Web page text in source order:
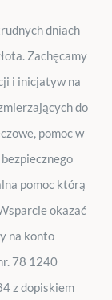
dniach
Zachęcamy
i inicjatyw na
do
pomoc w
pomoc którą
okazać
na konto
78 1240
z dopiskiem